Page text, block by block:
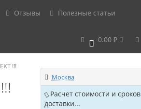
Отзывы Полезные статьи
0 0.00 ₽
!!!
Москва
Расчет стоимости и сроков
доставки...